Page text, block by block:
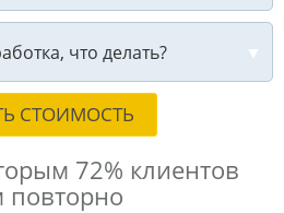
что делать?
СТОИМОСТЬ
72% клиентов
повторно